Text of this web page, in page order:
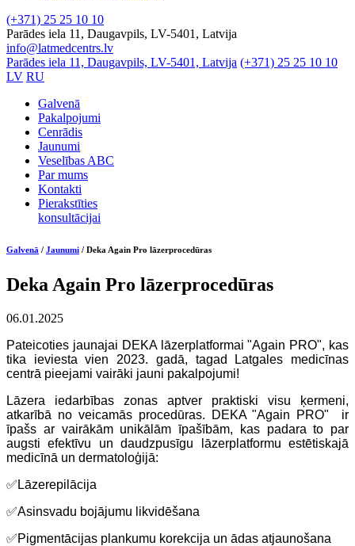
(+371) 25 25 10 10
Parādes iela 11, Daugavpils, LV-5401, Latvija
info@latmedcentrs.lv
Parādes iela 11, Daugavpils, LV-5401, Latvija (+371) 25 25 10 10
LV RU
Galvenā
Pakalpojumi
Cenrādis
Jaunumi
Veselības ABC
Par mums
Kontakti
Pierakstīties
konsultācijai
Galvenā / Jaunumi / Deka Again Pro lāzerprocedūras
Deka Again Pro lāzerprocedūras
06.01.2025
Pateicoties jaunajai DEKA lāzerplatformai "Again PRO", kas
tika ieviesta vien 2023. gadā, tagad Latgales medicīnas
centrā pieejami vairāki jauni pakalpojumi!
Lāzera iedarbības zonas aptver praktiski visu ķermeni,
atkarībā no veicamās procedūras. DEKA "Again PRO"
ir
īpašs ar vairākām unikālām īpašībām, kas padara to par
augsti efektīvu un daudzpusīgu lāzerplatformu estētiskajā
medicīnā un dermatoloģijā:
✅ Lāzerepilācija
✅Asinsvadu bojājumu likvidēšana
✅Pigmentācijas plankumu korekcija un ādas atjaunošana